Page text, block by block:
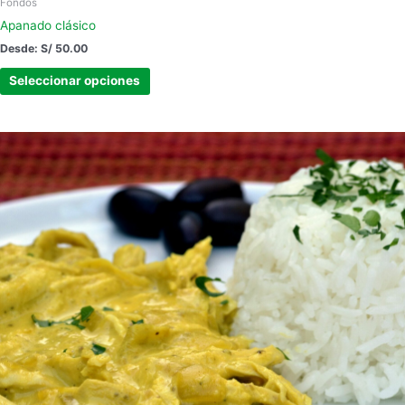
Fondos
Apanado clásico
Desde: S/ 50.00
Seleccionar opciones